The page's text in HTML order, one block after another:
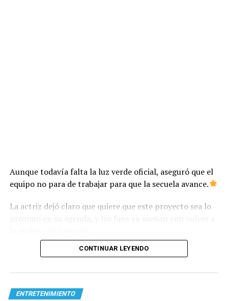
Aunque todavía falta la luz verde oficial, aseguró que el
equipo no para de trabajar para que la secuela avance.
La actriz dejó claro que quiere que este proyecto sea lo
CONTINUAR LEYENDO
ENTRETENIMIENTO